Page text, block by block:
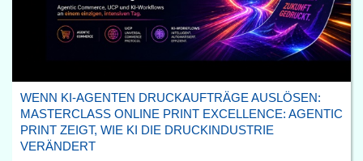
WENN KI-AGENTEN DRUCKAUFTRÄGE AUSLÖSEN:
MASTERCLASS ONLINE PRINT EXCELLENCE: AGENTIC
PRINT ZEIGT, WIE KI DIE DRUCKINDUSTRIE
VERÄNDERT